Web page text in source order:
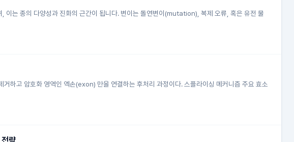
이는 종의 다양성과 진화의 근간이 됩니다. 변이는 돌연변이(mutation), 복제 오류, 혹은 유전 물
고 암호화 영역인 엑손(exon) 만을 연결하는 후처리 과정이다. 스플라이싱 메커니즘 주요 효소